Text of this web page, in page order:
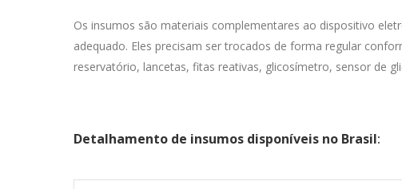
Os insumos são materiais complementares ao dispositivo
adequado. Eles precisam ser trocados de forma regular
reservatório, lancetas, fitas reativas, glicosímetro, sensor de
Detalhamento de insumos disponíveis no Brasil: